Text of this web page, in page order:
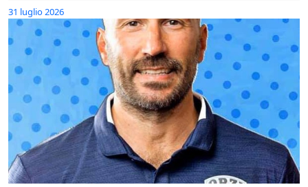
31 luglio 2026